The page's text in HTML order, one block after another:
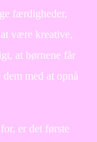
færdigheder,
være kreative,
at børnene får
med at opnå
er det første